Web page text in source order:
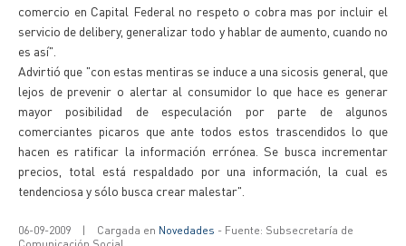
comercio en Capital Federal no respeto o cobra mas por incluir el
servicio de delibery, generalizar todo y hablar de aumento, cuando no
es así".
Advirtió que "con estas mentiras se induce a una sicosis general, que
lejos de prevenir o alertar al consumidor lo que hace es generar
mayor posibilidad de especulación por parte de algunos
comerciantes picaros que ante todos estos trascendidos lo que
hacen es ratificar la información errónea. Se busca incrementar
precios, total está respaldado por una información, la cual es
tendenciosa y sólo busca crear malestar".
06-09-2009 | Cargada en Novedades - Fuente: Subsecretaría de